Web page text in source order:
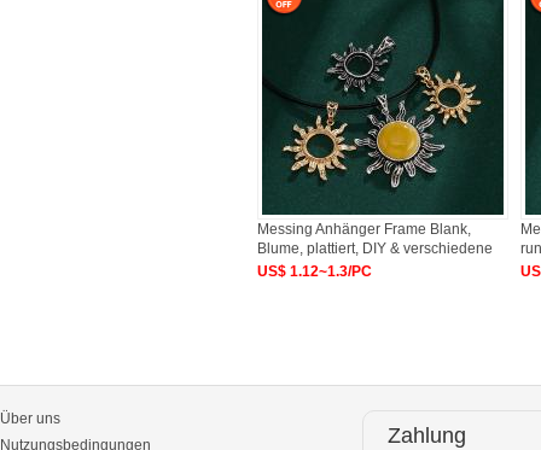
Messing Anhänger Frame Blank,
Blume, plattiert, DIY & verschiedene
US$ 1.12~1.3/PC
Über uns
Nutzungsbedingungen
Zahlung